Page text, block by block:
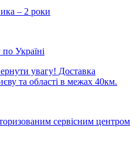
– 2 роки
Україні
увагу! Доставка
та області в межах 40км.
сервісним центром